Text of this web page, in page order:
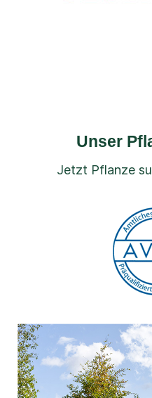
Unser
Jetzt Pflanze